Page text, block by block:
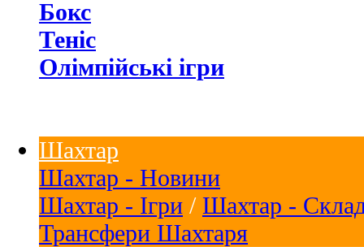
Бокс
Теніс
Олімпійські ігри
Шахтар
Шахтар - Новини
Шахтар - Ігри / Шахтар -
Трансфери Шахтаря